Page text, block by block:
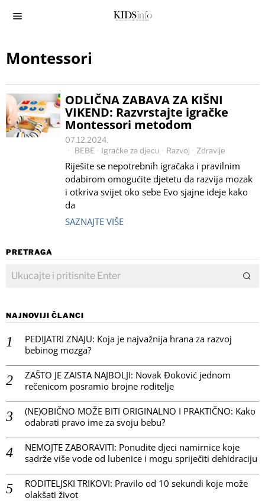
Montessori
ODLIČNA ZABAVA ZA KIŠNI
VIKEND: Razvrstajte igračke
Montessori metodom
07.12.2024.
BEBE · Igračke za djecu · Razvoj · Zdravlje
Riješite se nepotrebnih igračaka i pravilnim
odabirom omogućite djetetu da razvija mozak
i otkriva svijet oko sebe Evo sjajne ideje kako
da
SAZNAJTE VIŠE
PRETRAGA
NAJNOVIJI ČLANCI
PEDIJATRI ZNAJU: Koja je najvažnija hrana za razvoj
bebinog mozga?
ZAŠTO JE ZAISTA NAJBOLJI: Novak Đoković jednom
rečenicom posramio brojne roditelje
(NE)OBIČNO MOŽE BITI ORIGINALNO I PRAKTIČNO: Kako
odabrati pravo ime za svoju bebu?
NEMOJTE ZABORAVITI: Ponudite djeci namirnice koje
sadrže više vode od lubenice i mogu spriječiti dehidraciju
RODITELJSKI TRIKOVI: Pravilo od 10 sekundi koje može
olakšati život